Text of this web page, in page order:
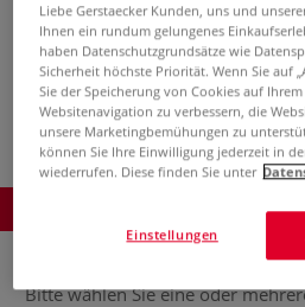
2 Sets
STABILO® BOSS®
ORIGINAL ARTY-
Sets, warme Töne
STABILO®
einzeln
Produkt
Bitte wählen Sie eine oder
Liebe Gerstaecker Kunden, uns und
Ihnen ein rundum gelungenes
haben Datenschutzgrundsätze wie
Sicherheit höchste Priorität. Wenn Sie auf
Sie der Speicherung von Cookies auf
Websitenavigation zu verbessern, die
unsere Marketingbemühungen zu
können Sie Ihre Einwilligung jederzeit in
wiederrufen. Diese finden Sie unter
Einstellungen